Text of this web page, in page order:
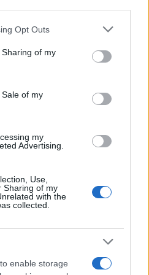
app uses one or more Google
behaviour. You may click to
and its third-party tags to
purposes in below Google
Opt Outs
of my
of my
my
Advertising.
Use,
Sharing of my
with the
collected.
enable storage